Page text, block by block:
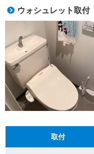
ウォシュレット取付
取付